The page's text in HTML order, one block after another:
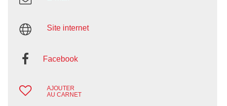
Site internet
Facebook
AJOUTER
AU CARNET